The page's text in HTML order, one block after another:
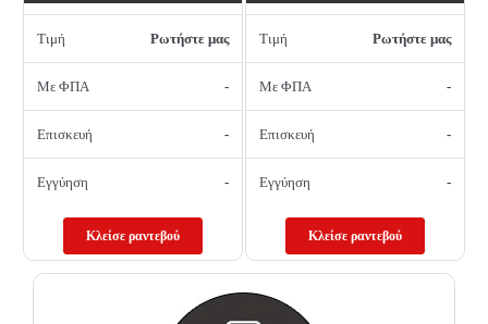
Τιμή Ρωτήστε μας
Με ΦΠΑ -
Επισκευή -
Εγγύηση -
Κλείσε ραντεβού
Τιμή Ρωτήστε μας
Με ΦΠΑ -
Επισκευή -
Εγγύηση -
Κλείσε ραντεβού